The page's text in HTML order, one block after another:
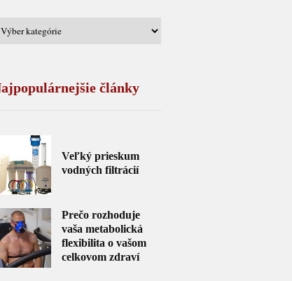
články
Veľký prieskum
vodných filtrácií
Prečo rozhoduje
vaša metabolická
flexibilita o vašom
celkovom zdraví